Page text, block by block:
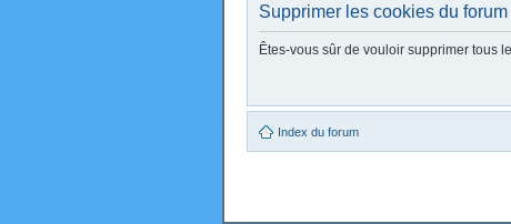
Supprimer les cookies du forum
Êtes-vous sûr de vouloir supprimer tous
Index du forum